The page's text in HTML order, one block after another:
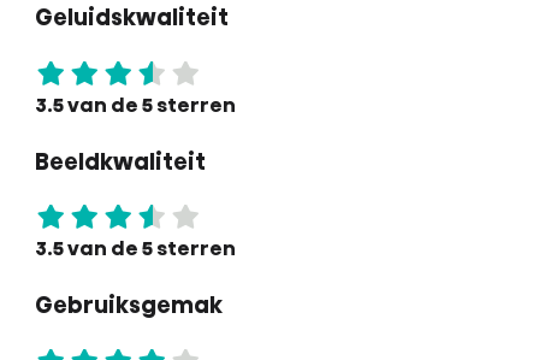
Geluidskwaliteit
3.5 van de 5 sterren
Beeldkwaliteit
3.5 van de 5 sterren
Gebruiksgemak